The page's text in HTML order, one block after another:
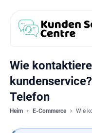
Wie
Telefon
Heim E-Commerce Wie